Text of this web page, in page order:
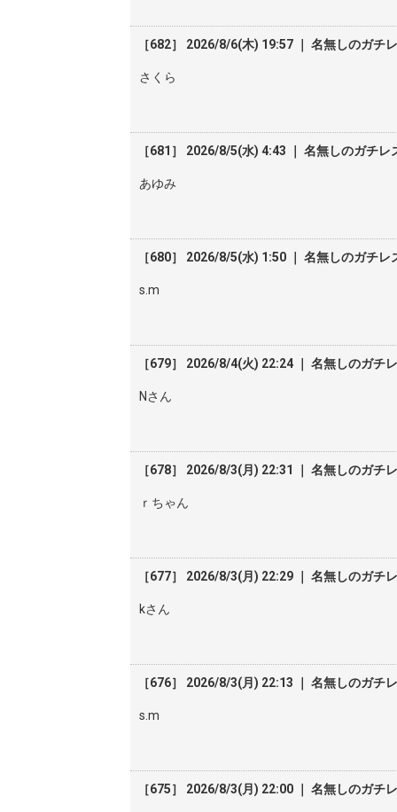
［682］ 2026/8/6(木) 19:57 ｜ 名無しのガチ
さくら
［681］ 2026/8/5(水) 4:43 ｜ 名無しのガチレ
あゆみ
［680］ 2026/8/5(水) 1:50 ｜ 名無しのガチレ
s.m
［679］ 2026/8/4(火) 22:24 ｜ 名無しのガチ
Nさん
［678］ 2026/8/3(月) 22:31 ｜ 名無しのガチ
ｒちゃん
［677］ 2026/8/3(月) 22:29 ｜ 名無しのガチ
kさん
［676］ 2026/8/3(月) 22:13 ｜ 名無しのガチ
s.m
［675］ 2026/8/3(月) 22:00 ｜ 名無しのガチ